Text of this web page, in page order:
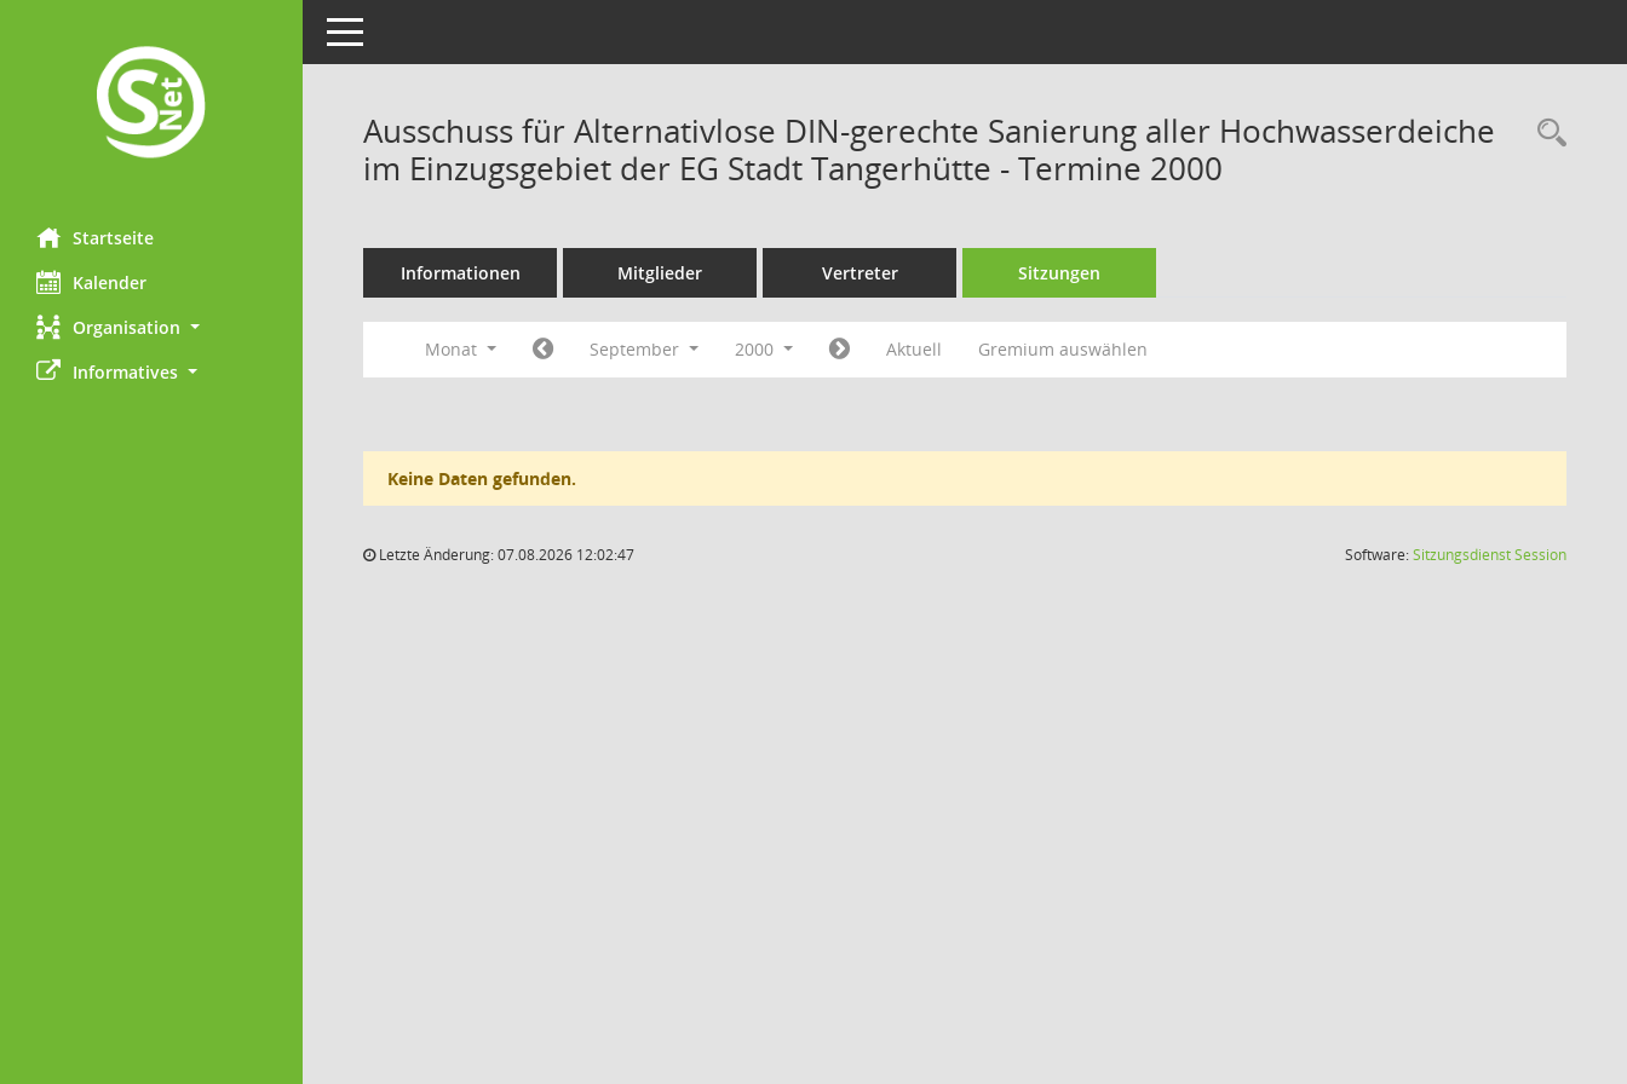
Startseite
Kalender
Organisation
Informatives
Toggle navigation
Ausschuss für Alternativlose DIN-gerechte Sanierung aller Hochwasserdeiche
im Einzugsgebiet der EG Stadt Tangerhütte - Termine 2000
Informationen Mitglieder Vertreter Sitzungen
Monat September 2000 Aktuell Gremium auswählen
Keine Daten gefunden.
Letzte Änderung: 07.08.2026 12:02:47 Software:SitzungsdienstSession(Wird in